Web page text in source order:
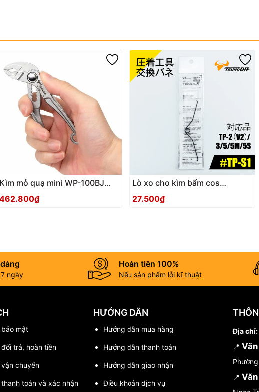
Kìm mỏ quạ mini WP-100BJ
Tsunoda Nhật Bản
462.800₫
Lò xo cho kìm bấm cos
27.500₫
ngày
Hoàn tiền 100%
Nếu sản phẩm lỗi kĩ thuật
bảo mật
trả, hoàn tiền
chuyển
thanh toán và xác nhận
HƯỚNG DẪN
Hướng dẫn mua hàng
Hướng dẫn thanh toán
Hướng dẫn giao nhận
Điều khoản dịch vụ
Địa chỉ:
📍
📍 Văn